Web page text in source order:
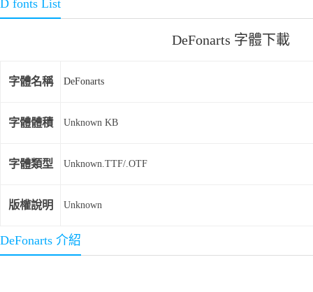
D fonts List
DeFonarts 字體下載
字體名稱 DeFonarts
字體體積 Unknown KB
字體類型 Unknown.TTF/.OTF
版權說明 Unknown
DeFonarts 介紹